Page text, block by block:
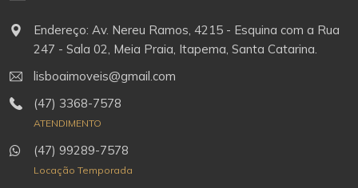
Endereço: Av. Nereu Ramos, 4215 - Esquina com a Rua
247 - Sala 02, Meia Praia, Itapema, Santa Catarina.
lisboaimoveis@gmail.com
(47) 3368-7578
ATENDIMENTO
(47) 99289-7578
Locação Temporada